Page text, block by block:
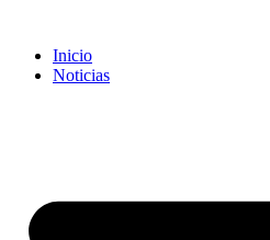
Inicio
Noticias